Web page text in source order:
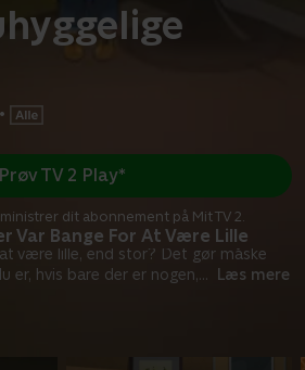
•
Var Bange For At Være Lille
være lille, end stor? Det gør måske
er, hvis bare der er nogen,... Læs mere
Prøv TV 2 Play*
dit abonnement på Mit TV 2.